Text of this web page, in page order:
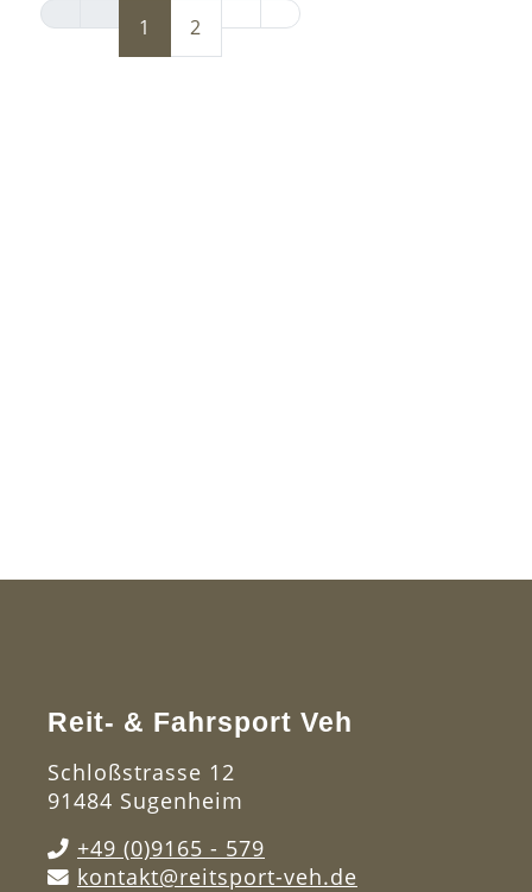
1 2
Reit- & Fahrsport Veh
Schloßstrasse 12
91484 Sugenheim
+49 (0)9165 - 579
kontakt@reitsport-veh.de